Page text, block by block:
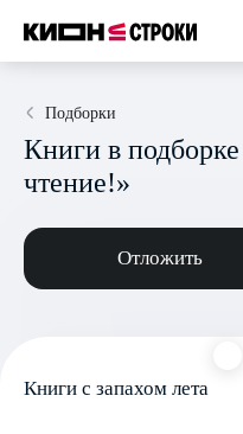
Подборки
Книги в
чтение!»
Отложить
Книги с запахом лета